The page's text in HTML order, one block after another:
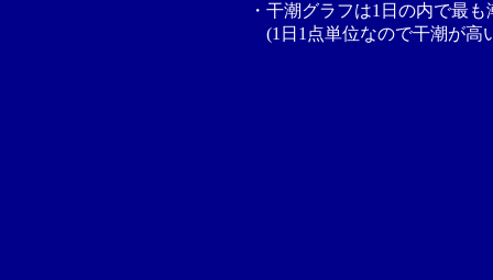
・干潮グラフは1日の内で最
(1日1点単位なので干潮が高